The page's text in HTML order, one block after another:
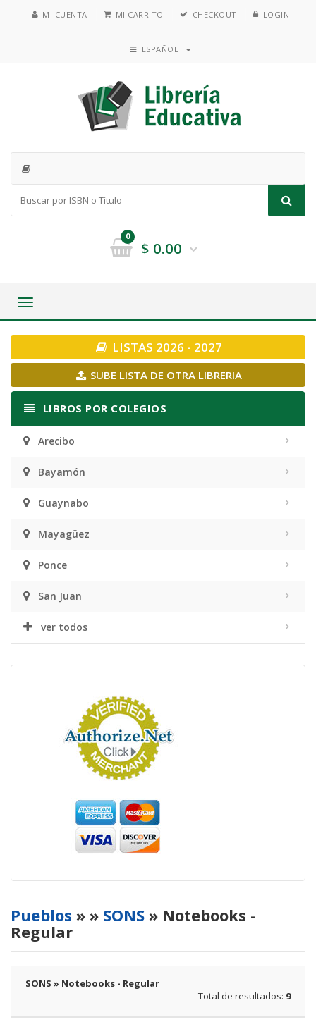
MI CUENTA MI CARRITO CHECKOUT LOGIN
ESPAÑOL
0
$ 0.00
Toggle
LISTAS 2026 - 2027
SUBE LISTA DE OTRA LIBRERIA
LIBROS POR COLEGIOS
Arecibo
Bayamón
Guaynabo
Mayagüez
Ponce
San Juan
ver todos
Pueblos » » SONS » Notebooks -
Regular
SONS » Notebooks - Regular
Total de resultados: 9